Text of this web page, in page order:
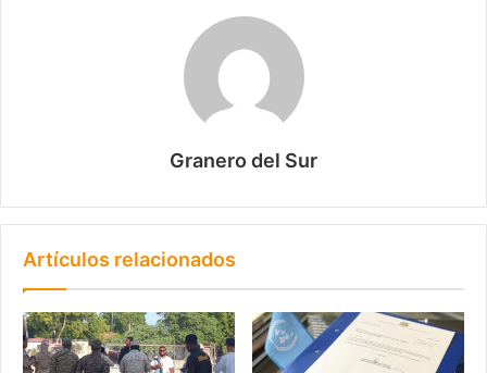
Granero del Sur
Artículos relacionados